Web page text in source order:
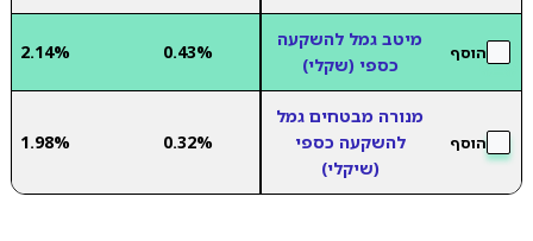
הוסף
מיטב גמל להשקעה
כספי (שקלי)
0.43%
2.14%
הוסף
מנורה מבטחים גמל
להשקעה כספי
(שיקלי)
0.32%
1.98%